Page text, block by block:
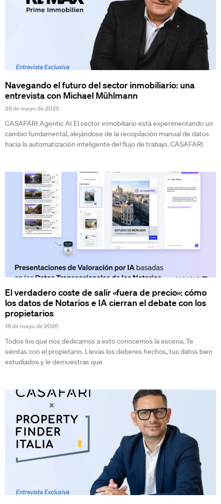
Navegando el futuro del sector inmobiliario: una
entrevista con Michael Mühlmann
28 de mayo de 2026
CASAFARI Agentic AI El sector inmobiliario está experimentando un
cambio fundamental, alejándose de la recopilación manual de datos
hacia la automatización inteligente del flujo de trabajo. CASAFARI
El verdadero coste de salir «fuera de precio»: cómo
los datos de Notarios e IA cierran el debate con los
propietarios
18 de mayo de 2026
Todos los que nos dedicamos a esto conocemos la escena. Te
sientas con el propietario. Llevas los deberes hechos, tus datos bien
estudiados y le demuestras que